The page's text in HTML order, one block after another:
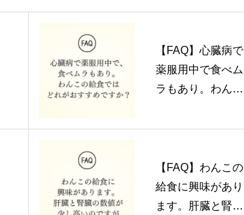
【FAQ】心臓病で
薬服用中で食べム
ラもあり。わんこ
おすすめですか？
【FAQ】わんこの
給食に興味があり
ます。肝臓と腎臓